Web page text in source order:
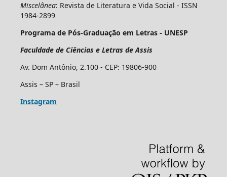
Miscelânea: Revista de Literatura e Vida Social - ISSN
1984-2899
Programa de Pós-Graduação em Letras - UNESP
Faculdade de Ciências e Letras de Assis
Av. Dom Antônio, 2.100 - CEP: 19806-900
Assis – SP – Brasil
Instagram